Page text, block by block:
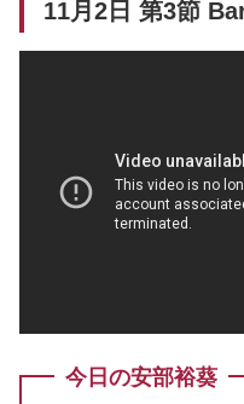
11月2日 第3節
今日の安部裕葵